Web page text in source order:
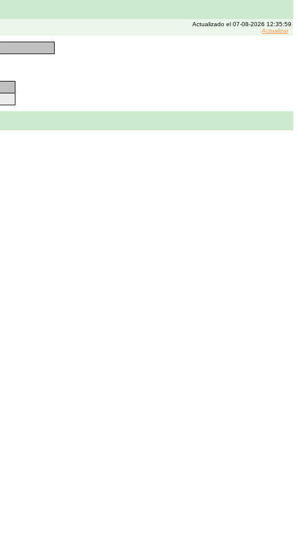
Actualizado el 07-08-2026 12:35:59
Actualizar